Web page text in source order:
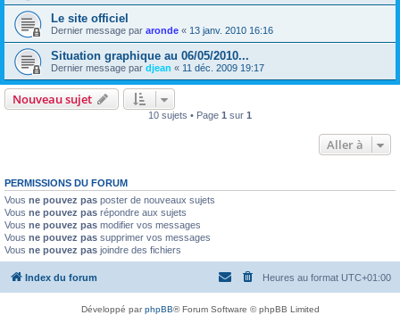
Le site officiel
Dernier message par aronde « 13 janv. 2010 16:16
Situation graphique au 06/05/2010...
Dernier message par djean « 11 déc. 2009 19:17
Nouveau sujet
10 sujets • Page 1 sur 1
Aller à
PERMISSIONS DU FORUM
Vous ne pouvez pas poster de nouveaux sujets
Vous ne pouvez pas répondre aux sujets
Vous ne pouvez pas modifier vos messages
Vous ne pouvez pas supprimer vos messages
Vous ne pouvez pas joindre des fichiers
Index du forum Heures au format UTC+01:00
Développé parphpBB® Forum Software © phpBB Limited